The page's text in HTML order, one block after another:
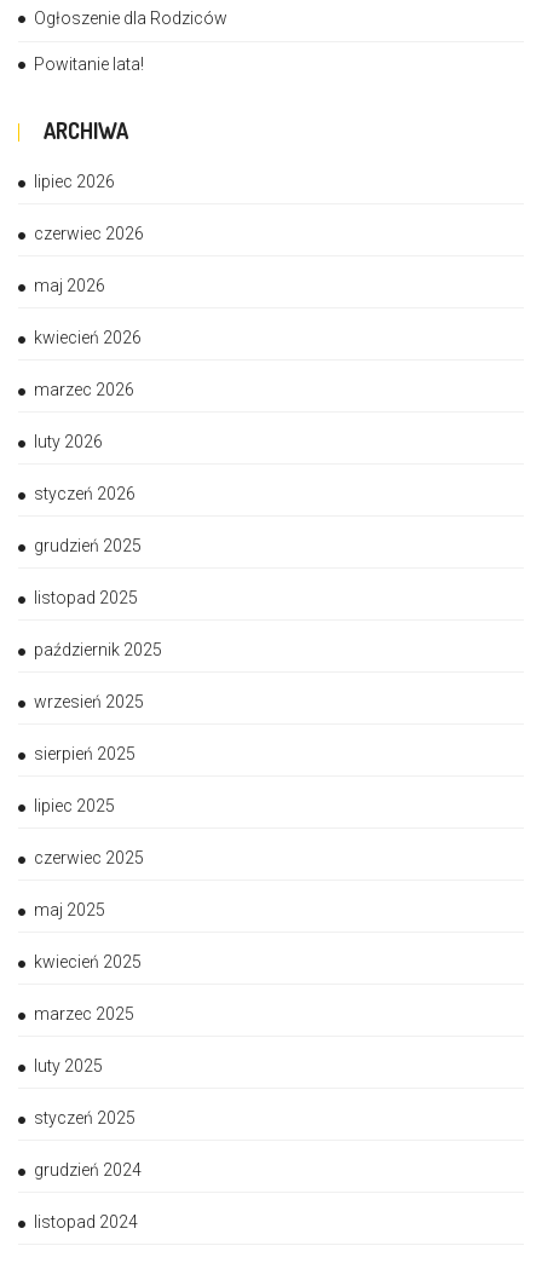
Ogłoszenie dla Rodziców
Powitanie lata!
ARCHIWA
lipiec 2026
czerwiec 2026
maj 2026
kwiecień 2026
marzec 2026
luty 2026
styczeń 2026
grudzień 2025
listopad 2025
październik 2025
wrzesień 2025
sierpień 2025
lipiec 2025
czerwiec 2025
maj 2025
kwiecień 2025
marzec 2025
luty 2025
styczeń 2025
grudzień 2024
listopad 2024